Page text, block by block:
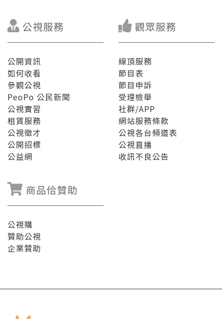
公視服務
公開資訊
如何收看
參觀公視
PeoPo 公民新聞
公視實習
租賃服務
公視徵才
公開招標
公益網
觀眾服務
線頂服務
節目表
節目申訴
受理檢舉
社群/APP
網站服務條款
公視各台頻道表
公視直播
收訊不良公告
商品佮贊助
公視購
贊助公視
企業贊助